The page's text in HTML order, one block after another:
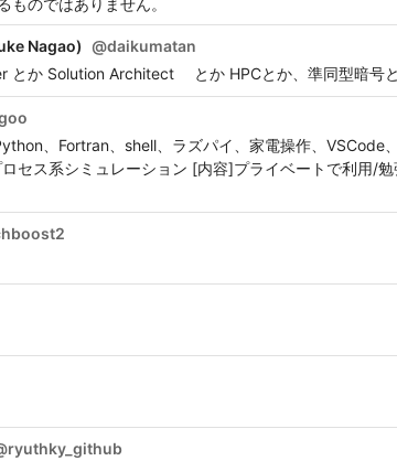
ものではありません。
Nagao) @daikumatan
とか Solution Architect とか HPCとか、準同型暗号と
、Fortran、shell、ラズパイ、家電操作、VSCode
セス系シミュレーション [内容]プライベートで利用/
ryuthky_github